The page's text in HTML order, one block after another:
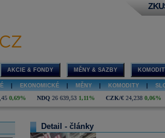
AKCIE & FONDY MĚNY & SAZBY
EKONOMICKÉ MĚNY KOMODITY
0,69% NDQ 26 639,53 1,11% CZK/€ 24,238 0,06%
Detail - články